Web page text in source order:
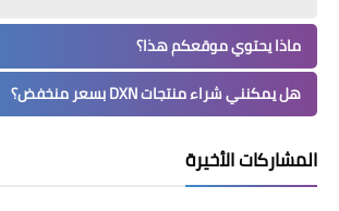
ماذا يحتوي موقعكم هذا؟
هل يمكنني شراء منتجات DXN بسعر منخفض؟
المشاركات الأخيرة